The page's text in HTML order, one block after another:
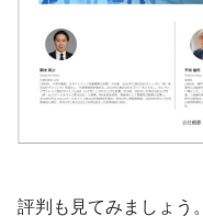
評判も見てみましょう。